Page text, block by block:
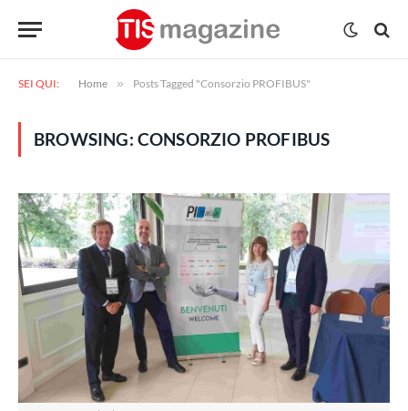
SEI QUI: Home » Posts Tagged "Consorzio PROFIBUS"
BROWSING: CONSORZIO PROFIBUS